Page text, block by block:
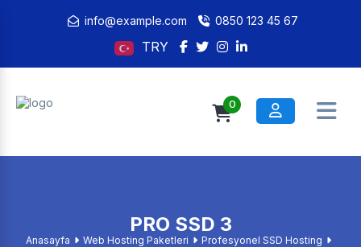
info@example.com 0850 123 45 67
TRY
0
PRO SSD 3
Anasayfa Web Hosting Paketleri
Profesyonel SSD Hosting